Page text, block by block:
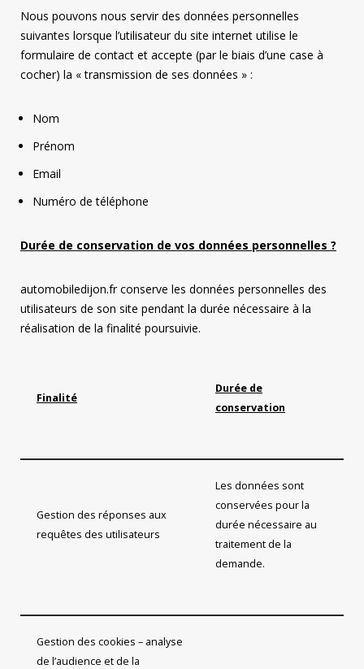
Nous pouvons nous servir des données personnelles
suivantes lorsque l’utilisateur du site internet utilise le
formulaire de contact et accepte (par le biais d’une case à
cocher) la « transmission de ses données » :
Nom
Prénom
Email
Numéro de téléphone
Durée de conservation de vos données personnelles ?
automobiledijon.fr conserve les données personnelles des
utilisateurs de son site pendant la durée nécessaire à la
réalisation de la finalité poursuivie.
Finalité
Durée de
conservation
Gestion des réponses aux
requêtes des utilisateurs
Les données sont
conservées pour la
durée nécessaire au
traitement de la
demande.
Gestion des cookies – analyse
de l’audience et de la